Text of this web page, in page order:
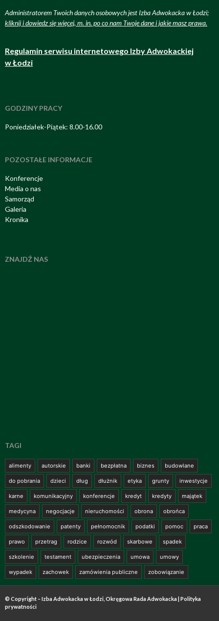
Administratorem Twoich danych osobowych jest Izba Adwokacka w Łodzi;
kliknij i dowiedz się więcej, m. in. po co nam Twoje dane i jakie masz prawa.
Regulamin serwisu internetowego Izby Adwokackiej
w Łodzi
GODZINY PRACY
Poniedziałek-Piątek: 8.00-16.00
POZOSTAŁE INFORMACJE
Konferencje
Media o nas
Samorząd
Galeria
Kronika
ZNAJDŹ NAS
TAGI
alimenty autorskie banki bezpłatna biznes budowlane
do pobrania dzieci dług dłużnik etyka grunty inwestycje
karne komunikacyjny konferencje kredyt kredyty majątek
medycyna negocjacje nieruchomości obrona obrońca
odszkodowanie patenty pełnomocnik podatki pomoc praca
prawo przetrag rodzice rozwód skarbowe spadek
szkolenie testament ubezpieczenia umowa umowy
wypadek zachowek zamówienia publiczne zobowiązanie
© Copyright – Izba Adwokacka w Łodzi, Okręgowa Rada Adwokacka | Polityka
prywatności